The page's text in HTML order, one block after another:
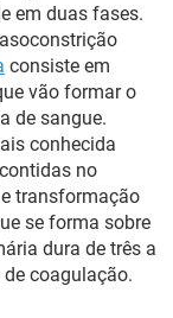
em duas fases.
consiste em
vão formar o
de sangue.
conhecida
no
transformação
se forma sobre
dura de três a
coagulação.